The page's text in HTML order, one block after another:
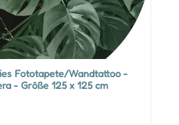
Fototapete/Wandtattoo -
- Größe 125 x 125 cm